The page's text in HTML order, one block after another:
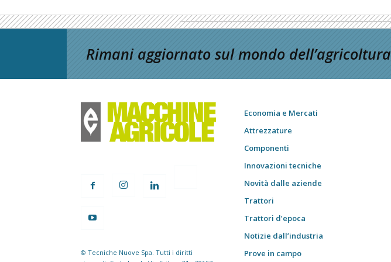
Rimani aggiornato sul mondo dell’agricoltura
© Tecniche Nuove Spa. Tutti i diritti
Economia e Mercati
Attrezzature
Componenti
Innovazioni tecniche
Novità dalle aziende
Trattori
Trattori d’epoca
Notizie dall’industria
Prove in campo